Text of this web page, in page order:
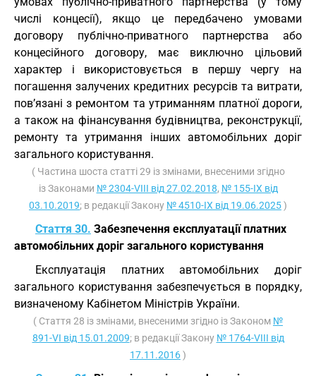
числі концесії), якщо це передбачено умовами
договору публічно-приватного партнерства або
концесійного договору, має виключно цільовий
характер і використовується в першу чергу на
погашення залучених кредитних ресурсів та витрати,
пов’язані з ремонтом та утриманням платної дороги,
а також на фінансування будівництва, реконструкції,
ремонту та утримання інших автомобільних доріг
загального користування.
( Частина шоста статті 29 із змінами, внесеними згідно
із Законами № 2304-VIII від 27.02.2018, № 155-IX від
03.10.2019; в редакції Закону № 4510-IX від 19.06.2025)
Стаття 30. Забезпечення експлуатації платних
автомобільних доріг загального користування
Експлуатація платних автомобільних доріг
загального користування забезпечується в порядку,
визначеному Кабінетом Міністрів України.
( Стаття 28 із змінами, внесеними згідно із Законом №
891-VI від 15.01.2009; в редакції Закону № 1764-VIII від
17.11.2016)